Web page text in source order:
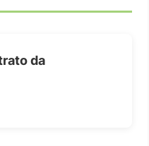
da